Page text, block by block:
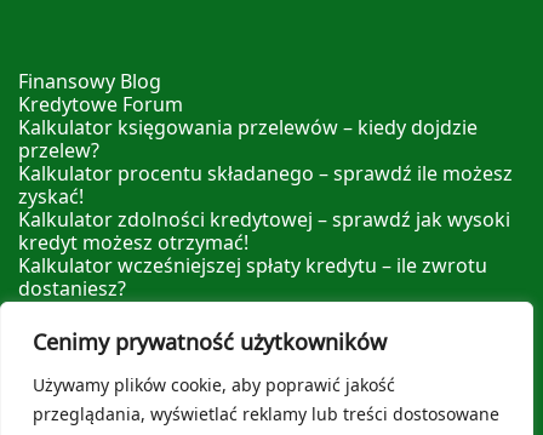
Cenimy prywatność użytkowników
Używamy plików cookie, aby poprawić jakość
przeglądania, wyświetlać reklamy lub treści dostosowane
Finansowy Blog
Kredytowe Forum
Kalkulator księgowania przelewów – kiedy dojdzie
przelew?
Kalkulator procentu składanego – sprawdź ile możesz
zyskać!
Kalkulator zdolności kredytowej – sprawdź jak wysoki
kredyt możesz otrzymać!
Kalkulator wcześniejszej spłaty kredytu – ile zwrotu
dostaniesz?
Kalkulator nadpłaty kredytu – sprawdź ile możesz
zyskać nadpłacając!
Leksykon Finansowy
Polityka prywatności
O nas